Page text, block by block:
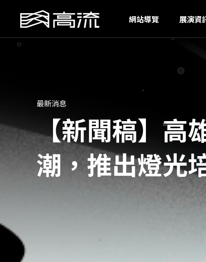
網站導覽 展演資
最新消息
【新聞稿】高
潮，推出燈光